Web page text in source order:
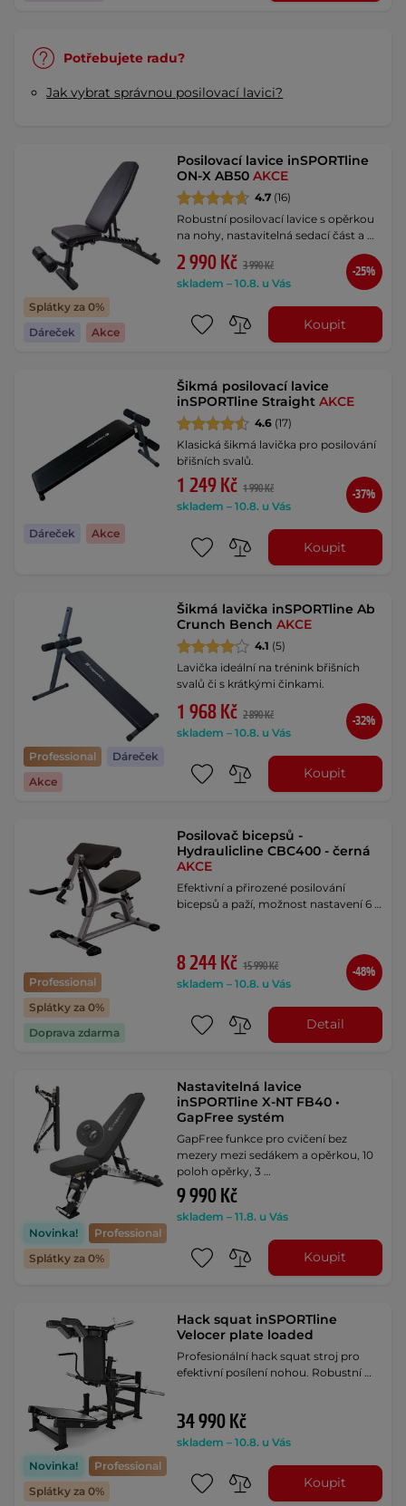
Potřebujete radu?
Jak vybrat správnou posilovací lavici?
Splátky za 0%
Dáreček
Akce
Posilovací lavice inSPORTline
ON-X AB50AKCE
4.7 (16)
Robustní posilovací lavice s opěrkou
na nohy, nastavitelná sedací část a …
2 990 Kč 3 990 Kč
skladem – 10.8. u Vás
-25%
Koupit
Dáreček Akce
Šikmá posilovací lavice
inSPORTline StraightAKCE
4.6 (17)
Klasická šikmá lavička pro posilování
břišních svalů.
1 249 Kč 1 990 Kč
skladem – 10.8. u Vás
-37%
Koupit
Professional
Dáreček
Akce
Šikmá lavička inSPORTline Ab
Crunch BenchAKCE
4.1 (5)
Lavička ideální na trénink břišních
svalů či s krátkými činkami.
1 968 Kč 2 890 Kč
skladem – 10.8. u Vás
-32%
Koupit
Professional
Splátky za 0%
Doprava zdarma
Posilovač bicepsů -
Hydraulicline CBC400 - černá
AKCE
Efektivní a přirozené posilování
bicepsů a paží, možnost nastavení 6 …
8 244 Kč 15 990 Kč
skladem – 10.8. u Vás
-48%
Detail
Novinka!
Professional
Splátky za 0%
Nastavitelná lavice
inSPORTline X-NT FB40 •
GapFree systém
GapFree funkce pro cvičení bez
mezery mezi sedákem a opěrkou, 10
poloh opěrky, 3 …
9 990 Kč
skladem – 11.8. u Vás
Koupit
Novinka!
Professional
Splátky za 0%
Hack squat inSPORTline
Velocer plate loaded
Profesionální hack squat stroj pro
efektivní posílení nohou. Robustní …
34 990 Kč
skladem – 10.8. u Vás
Koupit